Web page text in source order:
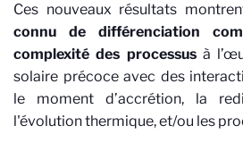
Ces nouveaux résultats
connu de différenciation
complexité des processusà
solaire précoce avec des
le moment d’accrétion, la
l'évolution thermique, et/ou les